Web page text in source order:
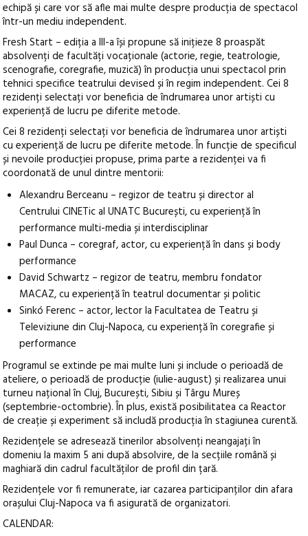
echipă și care vor să afle mai multe despre producția de spectacol
într-un mediu independent.
Fresh Start – ediția a III-a își propune să inițieze 8 proaspăt
absolvenți de facultăți vocaționale (actorie, regie, teatrologie,
scenografie, coregrafie, muzică) în producția unui spectacol prin
tehnici specifice teatrului devised și în regim independent. Cei 8
rezidenți selectați vor beneficia de îndrumarea unor artiști cu
experiență de lucru pe diferite metode.
Cei 8 rezidenți selectați vor beneficia de îndrumarea unor artiști
cu experiență de lucru pe diferite metode. În funcție de specificul
și nevoile producției propuse, prima parte a rezidenței va fi
coordonată de unul dintre mentorii:
Alexandru Berceanu – regizor de teatru și director al
Centrului CINETic al UNATC București, cu experiență în
performance multi-media și interdisciplinar
Paul Dunca – coregraf, actor, cu experiență în dans și body
performance
David Schwartz – regizor de teatru, membru fondator
MACAZ, cu experiență în teatrul documentar și politic
Sinkó Ferenc – actor, lector la Facultatea de Teatru și
Televiziune din Cluj-Napoca, cu experiență în coregrafie și
performance
Programul se extinde pe mai multe luni și include o perioadă de
ateliere, o perioadă de producție (iulie-august) și realizarea unui
turneu național în Cluj, București, Sibiu și Târgu Mureș
(septembrie-octombrie). În plus, există posibilitatea ca Reactor
de creație și experiment să includă producția în stagiunea curentă.
Rezidențele se adresează tinerilor absolvenți neangajați în
domeniu la maxim 5 ani după absolvire, de la secțiile română și
maghiară din cadrul facultăților de profil din țară.
Rezidențele vor fi remunerate, iar cazarea participanților din afara
orașului Cluj-Napoca va fi asigurată de organizatori.
CALENDAR: